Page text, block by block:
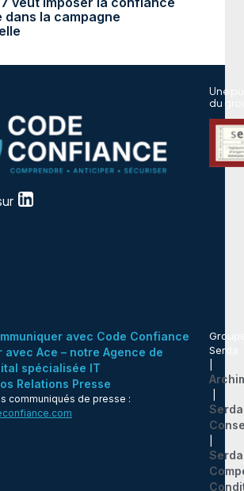
dans la campagne
Une
du
avec Code Confiance
avec Ace – notre Agence de
spécialisée IT
Relations Presse
communiqués de presse :
Serda
Serda
Serda